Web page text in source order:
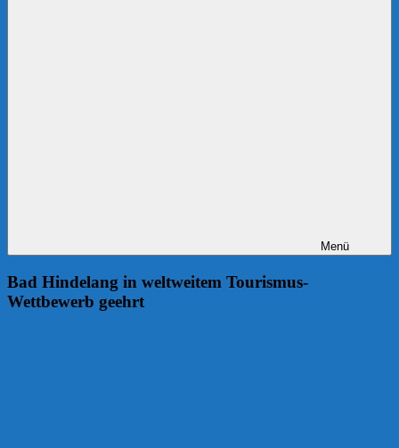
Menü
Bad Hindelang in weltweitem Tourismus-
Wettbewerb geehrt